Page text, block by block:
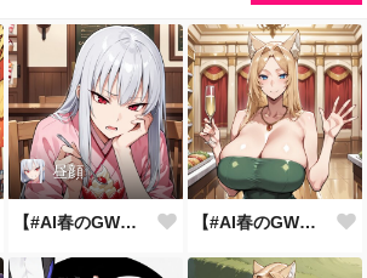
昼顔
【#AI春のGWまつり】見た目は子供 【#AI春のGWまつり】みどりの日